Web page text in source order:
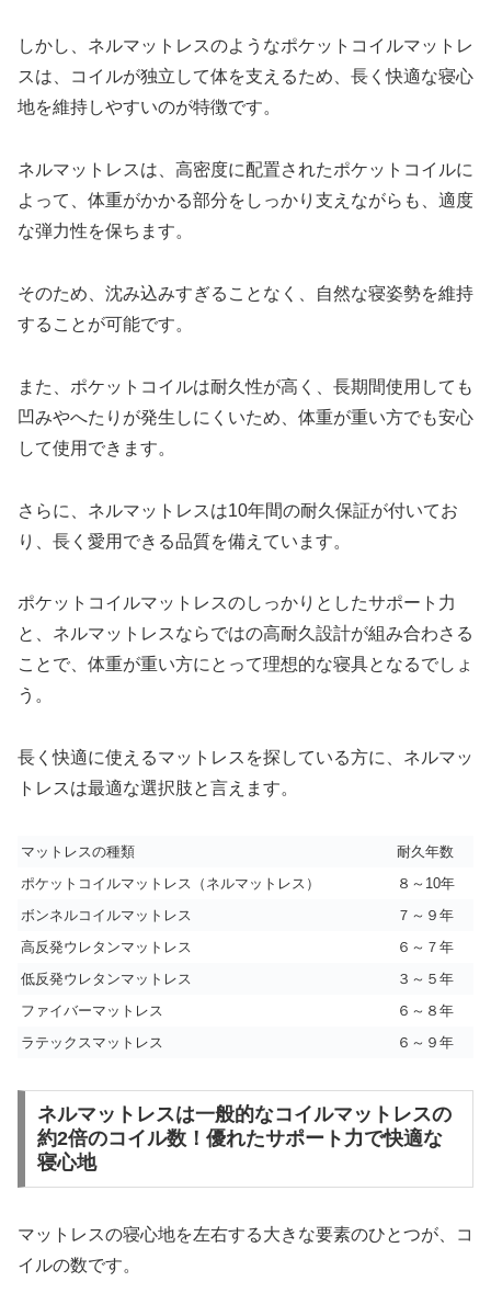
しかし、ネルマットレスのようなポケットコイルマットレ
スは、コイルが独立して体を支えるため、長く快適な寝心
地を維持しやすいのが特徴です。
ネルマットレスは、高密度に配置されたポケットコイルに
よって、体重がかかる部分をしっかり支えながらも、適度
な弾力性を保ちます。
そのため、沈み込みすぎることなく、自然な寝姿勢を維持
することが可能です。
また、ポケットコイルは耐久性が高く、長期間使用しても
凹みやへたりが発生しにくいため、体重が重い方でも安心
して使用できます。
さらに、ネルマットレスは10年間の耐久保証が付いてお
り、長く愛用できる品質を備えています。
ポケットコイルマットレスのしっかりとしたサポート力
と、ネルマットレスならではの高耐久設計が組み合わさる
ことで、体重が重い方にとって理想的な寝具となるでしょ
う。
長く快適に使えるマットレスを探している方に、ネルマッ
トレスは最適な選択肢と言えます。
マットレスの種類
耐久年数
ポケットコイルマットレス（ネルマットレス）
８～10年
ボンネルコイルマットレス
７～９年
高反発ウレタンマットレス
６～７年
低反発ウレタンマットレス
３～５年
ファイバーマットレス
６～８年
ラテックスマットレス
６～９年
ネルマットレスは一般的なコイルマットレスの
約2倍のコイル数！優れたサポート力で快適な
寝心地
マットレスの寝心地を左右する大きな要素のひとつが、コ
イルの数です。